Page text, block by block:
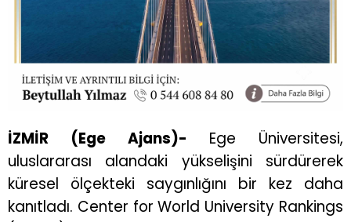
İZMİR (Ege Ajans)- Ege Üniversitesi,
uluslararası alandaki yükselişini sürdürerek
küresel ölçekteki saygınlığını bir kez daha
kanıtladı. Center for World University Rankings